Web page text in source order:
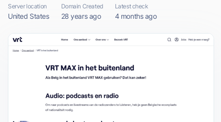
Server location
United States
Domain Created
28 years ago
Latest check
4 months ago